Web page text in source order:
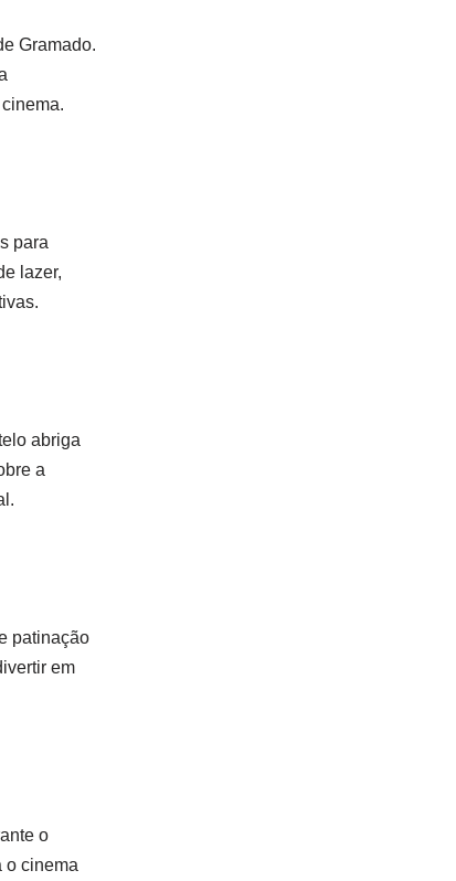
Gramado.
para
lazer,
abriga
a
patinação
em
o
o cinema